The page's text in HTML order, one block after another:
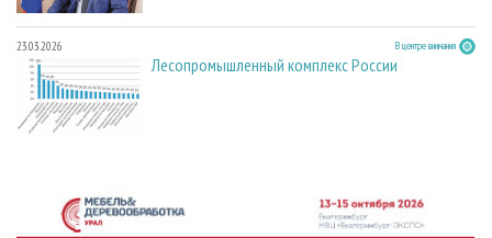
23.03.2026 В центре внимания
Лесопромышленный комплекс России